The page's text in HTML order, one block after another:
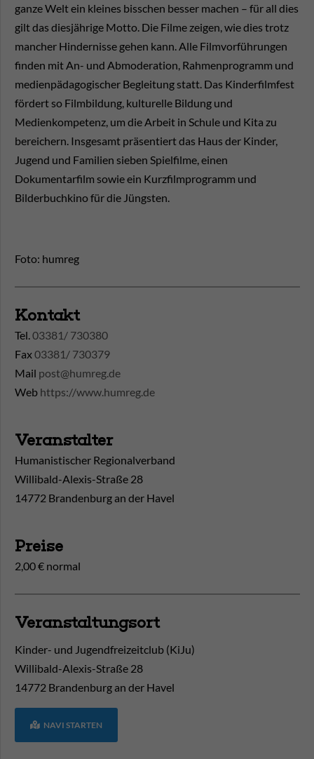
ganze Welt ein kleines bisschen besser machen – für all dies
gilt das diesjährige Motto. Die Filme zeigen, wie dies trotz
mancher Hindernisse gehen kann. Alle Filmvorführungen
finden mit An- und Abmoderation, Rahmenprogramm und
medienpädagogischer Begleitung statt. Das Kinderfilmfest
fördert so Filmbildung, kulturelle Bildung und
Medienkompetenz, um die Arbeit in Schule und Kita zu
bereichern. Insgesamt präsentiert das Haus der Kinder,
Jugend und Familien sieben Spielfilme, einen
Dokumentarfilm sowie ein Kurzfilmprogramm und
Bilderbuchkino für die Jüngsten.
Foto: humreg
Kontakt
Tel.03381/ 730380
Fax03381/ 730379
Mail post@humreg.de
Web https://www.humreg.de
Veranstalter
Humanistischer Regionalverband
Willibald-Alexis-Straße 28
14772 Brandenburg an der Havel
Preise
2,00 € normal
Veranstaltungsort
Kinder- und Jugendfreizeitclub (KiJu)
Willibald-Alexis-Straße 28
14772 Brandenburg an der Havel
NAVI STARTEN